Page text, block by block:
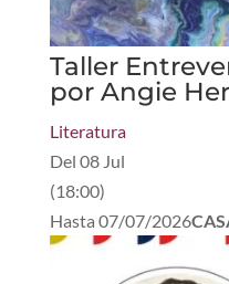
Taller
por Angie
Literatura
Del 08 Jul
(18:00)
Hasta 07/07/2026